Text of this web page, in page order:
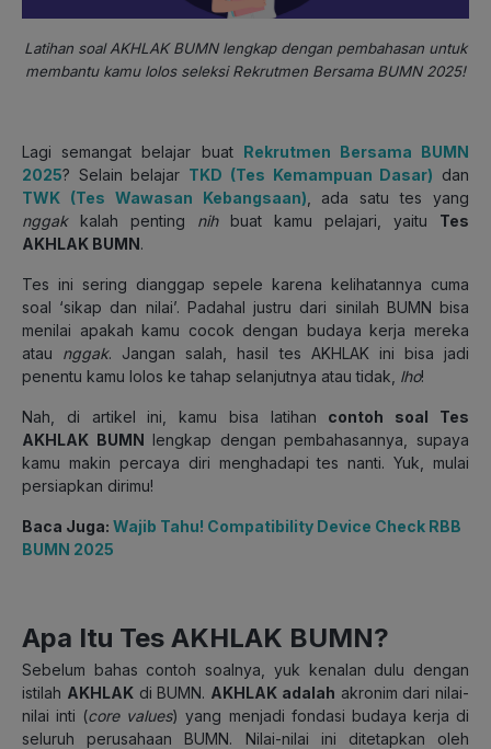
Latihan soal AKHLAK BUMN lengkap dengan pembahasan untuk
membantu kamu lolos seleksi Rekrutmen Bersama BUMN 2025!
Lagi semangat belajar buat Rekrutmen Bersama BUMN
2025? Selain belajar TKD (Tes Kemampuan Dasar) dan
TWK (Tes Wawasan Kebangsaan) , ada satu tes yang
nggakkalah penting nihbuat kamu pelajari, yaitu Tes
AKHLAK BUMN.
Tes ini sering dianggap sepele karena kelihatannya cuma
soal ‘sikap dan nilai’. Padahal justru dari sinilah BUMN bisa
menilai apakah kamu cocok dengan budaya kerja mereka
atau nggak. Jangan salah, hasil tes AKHLAK ini bisa jadi
penentu kamu lolos ke tahap selanjutnya atau tidak, lho!
Nah, di artikel ini, kamu bisa latihan contoh soal Tes
AKHLAK BUMN lengkap dengan pembahasannya, supaya
kamu makin percaya diri menghadapi tes nanti. Yuk, mulai
persiapkan dirimu!
Baca Juga: Wajib Tahu! Compatibility Device Check RBB
BUMN 2025
Apa Itu Tes AKHLAK BUMN?
Sebelum bahas contoh soalnya, yuk kenalan dulu dengan
istilah AKHLAKdi BUMN. AKHLAK adalah akronim dari nilai-
nilai inti (core values) yang menjadi fondasi budaya kerja di
seluruh perusahaan BUMN. Nilai-nilai ini ditetapkan oleh